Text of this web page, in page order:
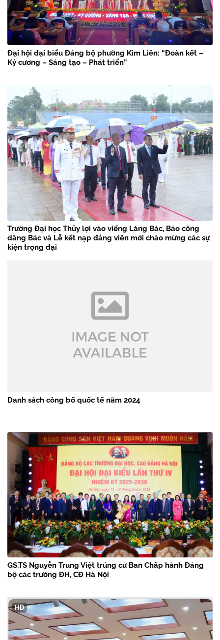
Đại hội đại biểu Đảng bộ phường Kim Liên: “Đoàn kết –
Kỷ cương – Sáng tạo – Phát triển”
Trường Đại học Thủy lợi vào viếng Lăng Bác, Báo công
dâng Bác và Lễ kết nạp đảng viên mới chào mừng các sự
kiện trọng đại
Danh sách công bố quốc tế năm 2024
GS.TS Nguyễn Trung Việt trúng cử Ban Chấp hành Đảng
bộ các trường ĐH, CĐ Hà Nội